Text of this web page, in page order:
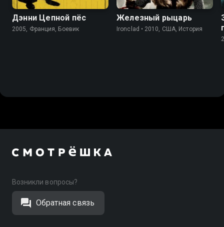
Дэнни Цепной пёс
2005, Франция, Боевик
Железный рыцарь
Ironclad • 2010, США, История
Возникли вопросы?
Обратная связь